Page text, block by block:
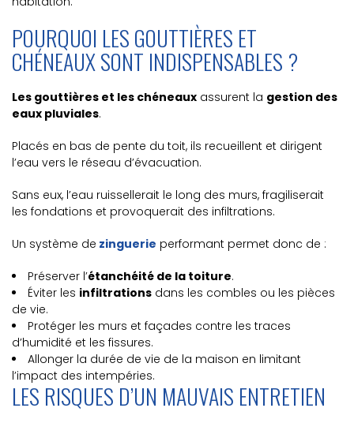
POURQUOI LES GOUTTIÈRES ET
CHÉNEAUX SONT INDISPENSABLES ?
Les gouttières et les chéneaux assurent la gestion des
eaux pluviales.
Placés en bas de pente du toit, ils recueillent et dirigent
l’eau vers le réseau d’évacuation.
Sans eux, l’eau ruissellerait le long des murs, fragiliserait
les fondations et provoquerait des infiltrations.
Un système de zinguerie performant permet donc de :
Préserver l’étanchéité de la toiture.
Éviter les infiltrations dans les combles ou les pièces
de vie.
Protéger les murs et façades contre les traces
d’humidité et les fissures.
Allonger la durée de vie de la maison en limitant
l’impact des intempéries.
LES RISQUES D’UN MAUVAIS ENTRETIEN